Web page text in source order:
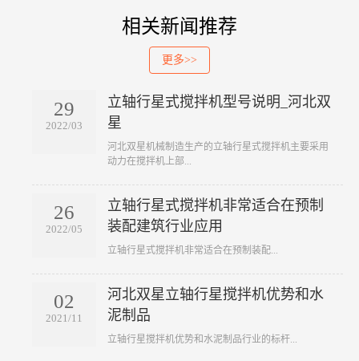
相关新闻推荐
更多>>
29
2022/03
立轴行星式搅拌机型号说明_河北双
星
​河北双星机械制造生产的立轴行星式搅拌机主要采用
动力在搅拌机上部...
26
2022/05
立轴行星式搅拌机非常适合在预制
装配建筑行业应用
​立轴行星式搅拌机非常适合在预制装配...
02
2021/11
河北双星立轴行星搅拌机优势和水
泥制品
​立轴行星搅拌机优势和水泥制品行业的标杆...